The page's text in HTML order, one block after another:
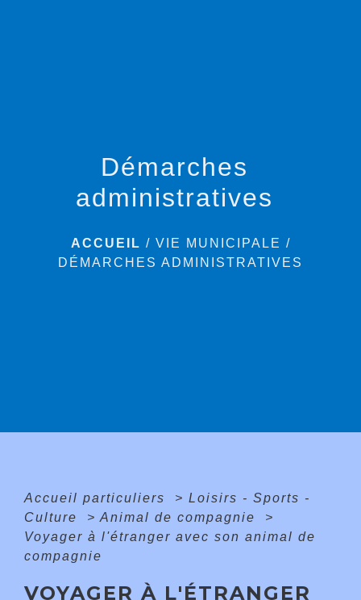
Démarches
administratives
ACCUEIL / VIE MUNICIPALE /
DÉMARCHES ADMINISTRATIVES
Accueil particuliers > Loisirs - Sports -
Culture
> Animal de compagnie
>
Voyager à l'étranger avec son animal de
compagnie
VOYAGER À L'ÉTRANGER